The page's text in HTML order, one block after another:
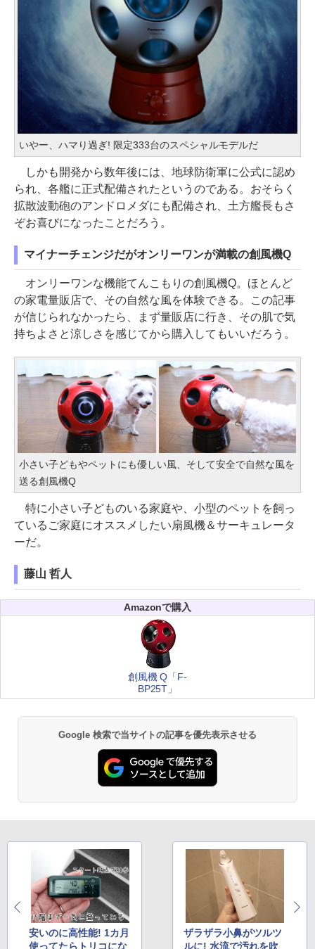
いやー、ハマり過ぎ! 限定333台のスペシャルモデルだ
しかも開発から数年後には、地球防衛軍に公式に認め
られ、各艦に正式配備されたというのである。おそらく
拡散波動砲のアンドロメダにも配備され、土方艦長もさ
ぞお喜びになったことだろう。
マイナーチェンジだがオンリーワンが満載の創風機Q
オンリーワンな機能てんこもりの創風機Q。ほとんど
の家電量販店で、その自然な風を体験できる。この記事
が信じられなかったら、まず量販店に行き、その肌で気
持ちよさと涼しさを感じてから購入してもいいだろう。
小さい子どもやペットにも優しい風、そして安全で自然な風を
送る創風機Q
特に小さい子どものいる家庭や、小型のペットを飼っ
ているご家庭にオススメしたい扇風機＆サーキュレータ
ーだ。
藤山 哲人
Amazonで購入
創風機 Q「F-
BP25T」
Google 検索で当サイトの記事を優先表示させる
安いのに高性能! 1カ月
使ってたらトリコにな
ザラザラ小鼻がツルツ
ルに! 水流で汚れを吹